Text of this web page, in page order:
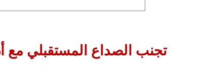
تجنب الصداع المستقبلي مع